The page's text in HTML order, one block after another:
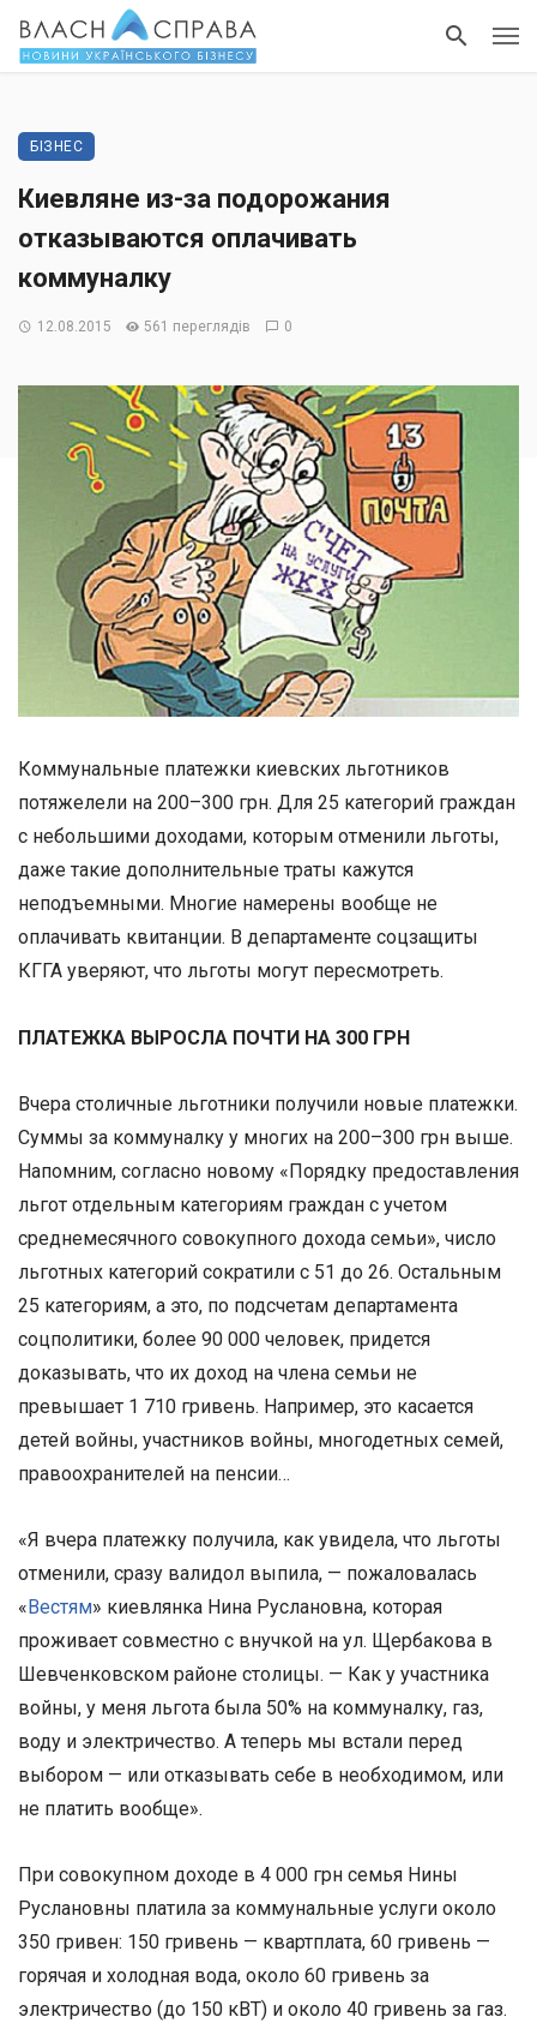
БІЗНЕС
Киевляне из-за подорожания
отказываются оплачивать
коммуналку
12.08.2015 561 переглядів 0
Коммунальные платежки киевских льготников
потяжелели на 200–300 грн. Для 25 категорий граждан
с небольшими доходами, которым отменили льготы,
даже такие дополнительные траты кажутся
неподъемными. Многие намерены вообще не
оплачивать квитанции. В департаменте соцзащиты
КГГА уверяют, что льготы могут пересмотреть.
ПЛАТЕЖКА ВЫРОСЛА ПОЧТИ НА 300 ГРН
Вчера столичные льготники получили новые платежки.
Суммы за коммуналку у многих на 200–300 грн выше.
Напомним, согласно новому «Порядку предоставления
льгот отдельным категориям граждан с учетом
среднемесячного совокупного дохода семьи», число
льготных категорий сократили с 51 до 26. Остальным
25 категориям, а это, по подсчетам департамента
соцполитики, более 90 000 человек, придется
доказывать, что их доход на члена семьи не
превышает 1 710 гривень. Например, это касается
детей войны, участников войны, многодетных семей,
правоохранителей на пенсии…
«Я вчера платежку получила, как увидела, что льготы
отменили, сразу валидол выпила, — пожаловалась
«Вестям» киевлянка Нина Руслановна, которая
проживает совместно с внучкой на ул. Щербакова в
Шевченковском районе столицы. — Как у участника
войны, у меня льгота была 50% на коммуналку, газ,
воду и электричество. А теперь мы встали перед
выбором — или отказывать себе в необходимом, или
не платить вообще».
При совокупном доходе в 4 000 грн семья Нины
Руслановны платила за коммунальные услуги около
350 гривен: 150 гривень — квартплата, 60 гривень —
горячая и холодная вода, около 60 гривень за
электричество (до 150 кВТ) и около 40 гривень за газ.